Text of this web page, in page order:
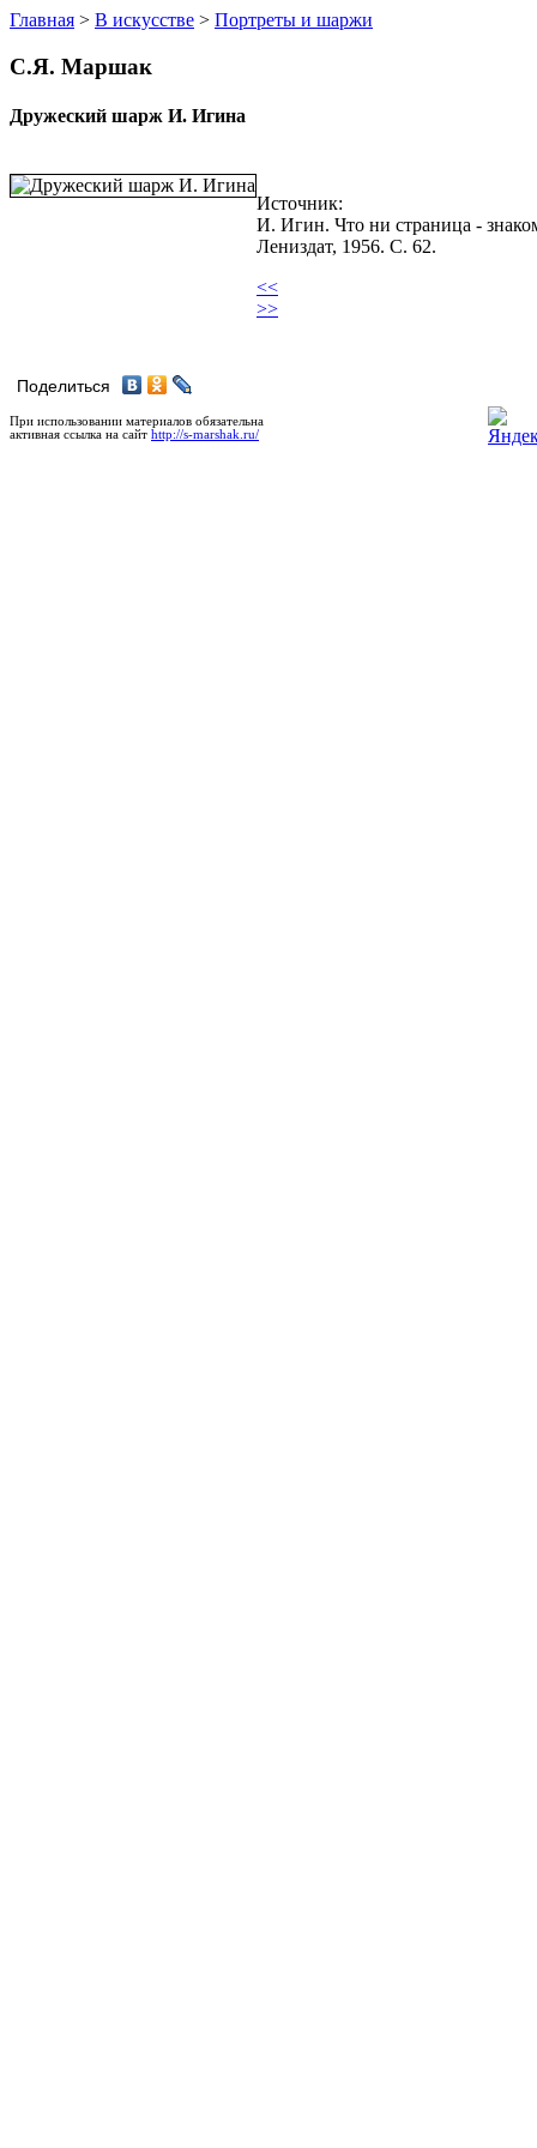
Главная > В искусстве > Портреты и шаржи
С.Я. Маршак
Дружеский шарж И. Игина
Источник:
И. Игин. Что ни страница -
Лениздат, 1956. С. 62.
<<
>>
Поделиться
При использовании материалов обязательна
активная ссылка на сайт http://s-marshak.ru/